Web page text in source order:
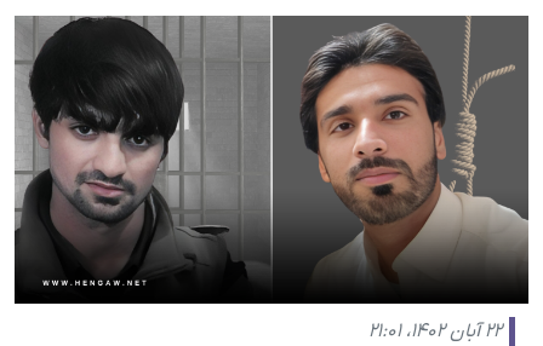
۲۲ آبان ۱۴۰۲، ۲۱:۰۱